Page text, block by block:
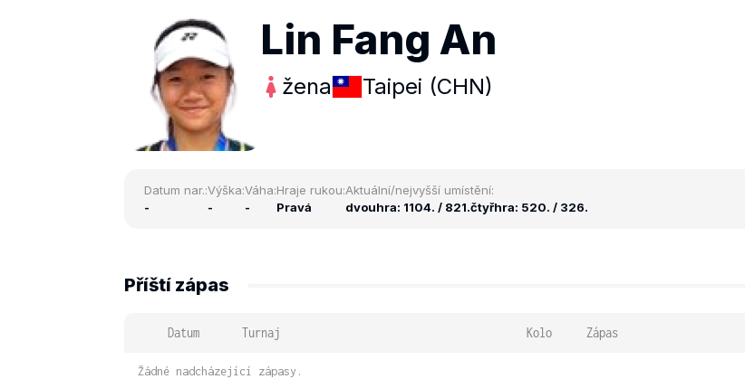
Lin Fang An
žena Taipei (CHN)
Datum nar.:
-
Výška:
-
Váha:
-
Hraje rukou:
Pravá
Aktuální/nejvyšší umístění:
dvouhra: 1104. / 821.čtyřhra: 520. / 326.
Příští zápas
Datum Turnaj Kolo Zápas
Žádné nadcházející zápasy.